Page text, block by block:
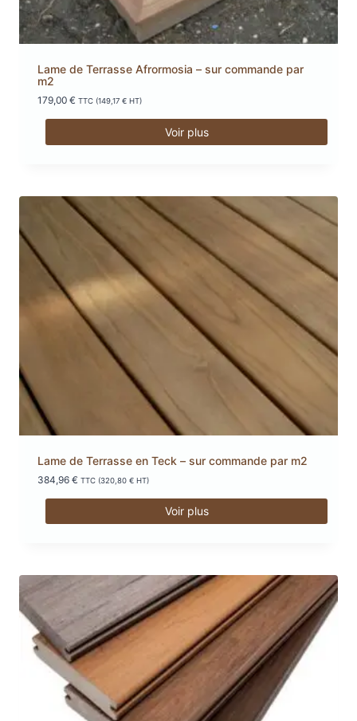
Lame de Terrasse Afrormosia – sur commande par
m2
179,00 € TTC (149,17 € HT)
Voir plus
Lame de Terrasse en Teck – sur commande par m2
384,96 € TTC (320,80 € HT)
Voir plus